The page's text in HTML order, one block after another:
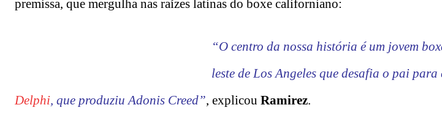
premissa, que mergulha nas raízes latinas do boxe californiano:
“O centro da nossa história é um jovem
leste de Los Angeles que desafia o pai
Delphi, que produziu Adonis Creed”, explicou Ramirez.